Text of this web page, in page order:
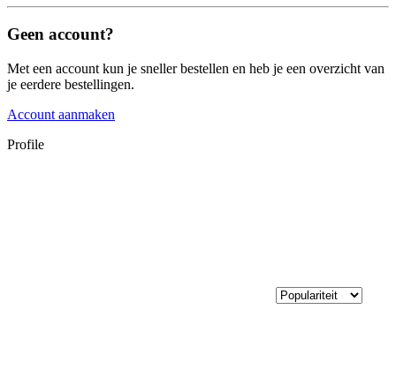
Geen account?
Met een account kun je sneller bestellen en heb je een overzicht van
je eerdere bestellingen.
Account aanmaken
Profile